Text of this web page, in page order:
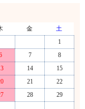
金
土
1
7
8
14
15
21
22
28
29